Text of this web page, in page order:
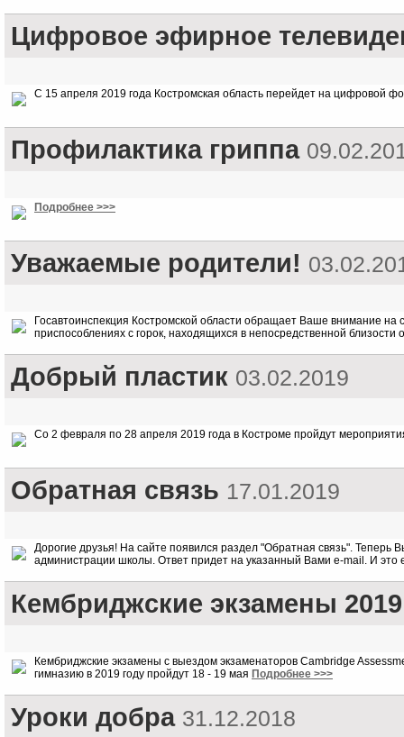
Цифровое эфирное
С 15 апреля 2019 года Костромская область перейдет на цифровой
Профилактика гриппа
Подробнее >>>
Уважаемые родители!
Госавтоинспекция Костромской области обращает Ваше внимание на
приспособлениях с горок, находящихся в непосредственной близости
Добрый пластик 03.02.2019
Со 2 февраля по 28 апреля 2019 года в Костроме пройдут
Обратная связь 17.01.2019
Дорогие друзья! На сайте появился раздел "Обратная связь".
администрации школы. Ответ придет на указанный Вами e-mail. И это
Кембриджские экзамены 2019
Кембриджские экзамены с выездом экзаменаторов Cambridge
гимназию в 2019 году пройдут 18 - 19 мая Подробнее >>>
Уроки добра 31.12.2018